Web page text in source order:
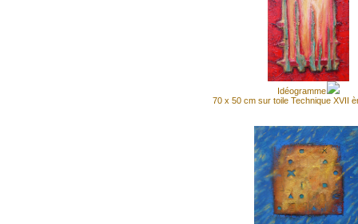
Idéogramme
70 x 50 cm sur toile Technique XVII